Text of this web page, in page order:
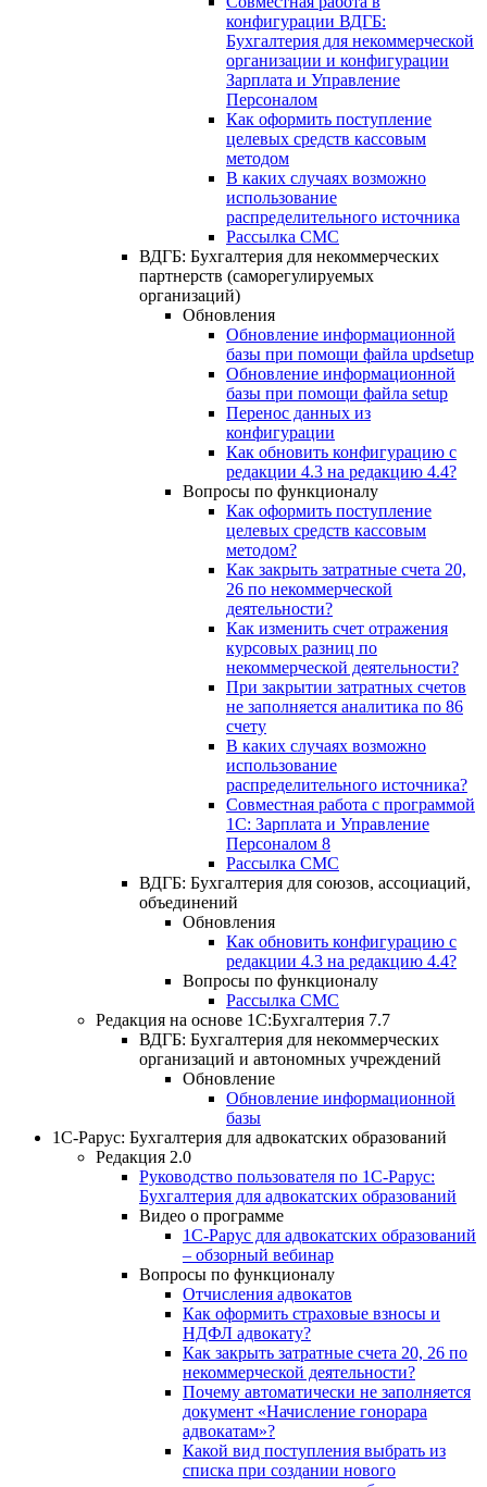
конфигурации ВДГБ:
Бухгалтерия для некоммерческой
организации и конфигурации
Зарплата и Управление
Персоналом
Как оформить поступление
целевых средств кассовым
методом
В каких случаях возможно
использование
распределительного источника
Рассылка СМС
ВДГБ: Бухгалтерия для некоммерческих
партнерств (саморегулируемых
организаций)
Обновления
Обновление информационной
базы при помощи файла updsetup
Обновление информационной
базы при помощи файла setup
Перенос данных из
конфигурации
Как обновить конфигурацию с
редакции 4.3 на редакцию 4.4?
Вопросы по функционалу
Как оформить поступление
целевых средств кассовым
методом?
Как закрыть затратные счета 20,
26 по некоммерческой
деятельности?
Как изменить счет отражения
курсовых разниц по
некоммерческой деятельности?
При закрытии затратных счетов
не заполняется аналитика по 86
счету
В каких случаях возможно
использование
распределительного источника?
Совместная работа с программой
1С: Зарплата и Управление
Персоналом 8
Рассылка СМС
ВДГБ: Бухгалтерия для союзов, ассоциаций,
объединений
Обновления
Как обновить конфигурацию с
редакции 4.3 на редакцию 4.4?
Вопросы по функционалу
Рассылка СМС
Редакция на основе 1С:Бухгалтерия 7.7
ВДГБ: Бухгалтерия для некоммерческих
организаций и автономных учреждений
Обновление
Обновление информационной
базы
1С-Рарус: Бухгалтерия для адвокатских образований
Редакция 2.0
Руководство пользователя по 1С-Рарус:
Бухгалтерия для адвокатских образований
Видео о программе
1С-Рарус для адвокатских образований
– обзорный вебинар
Вопросы по функционалу
Отчисления адвокатов
Как оформить страховые взносы и
НДФЛ адвокату?
Как закрыть затратные счета 20, 26 по
некоммерческой деятельности?
Почему автоматически не заполняется
документ «Начисление гонорара
адвокатам»?
Какой вид поступления выбрать из
списка при создании нового